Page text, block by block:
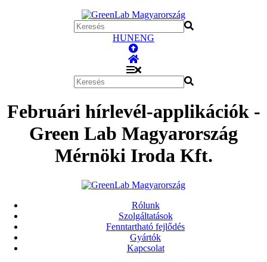
HUNENG
Februári hírlevél-applikációk -
Green Lab Magyarország
Mérnöki Iroda Kft.
Rólunk
Szolgáltatások
Fenntartható fejlődés
Gyártók
Kapcsolat